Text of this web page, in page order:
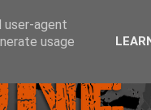
user-agent
usage